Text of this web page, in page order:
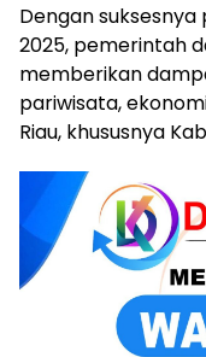
Dengan
2025, pemerintah
memberikan
pariwisata,
Riau, khususnya